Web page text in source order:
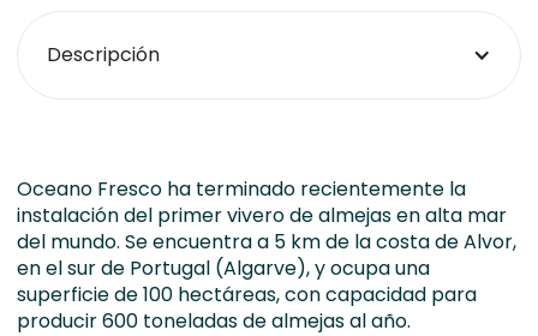
Descripción
Oceano Fresco ha terminado recientemente la
instalación del primer vivero de almejas en alta mar
del mundo. Se encuentra a 5 km de la costa de Alvor,
en el sur de Portugal (Algarve), y ocupa una
superficie de 100 hectáreas, con capacidad para
producir 600 toneladas de almejas al año.